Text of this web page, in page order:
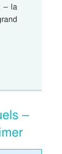
– la
–